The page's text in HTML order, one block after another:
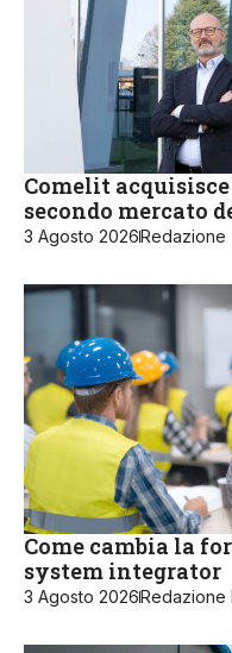
Comelit
secondo mercato
3 Agosto 2026Redazione
Come cambia la
system integrator
3 Agosto 2026Redazione